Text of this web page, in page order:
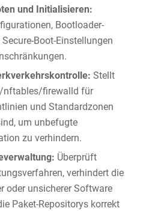
und Initialisieren:
Bootloader-
Boot-Einstellungen
Stellt
nftables/firewalld für
und Standardzonen
um unbefugte
zu verhindern.
Überprüft
verhindert die
oder unsicherer Software
Paket-Repositorys korrekt